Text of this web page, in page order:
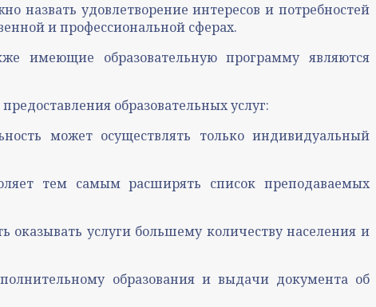
назвать удовлетворение интересов и потребностей
и профессиональной сферах.
имеющие образовательную программу являются
образовательных услуг:
может осуществлять только индивидуальный
тем самым расширять список преподаваемых
услуги большему количеству населения и
образования и выдачи документа об